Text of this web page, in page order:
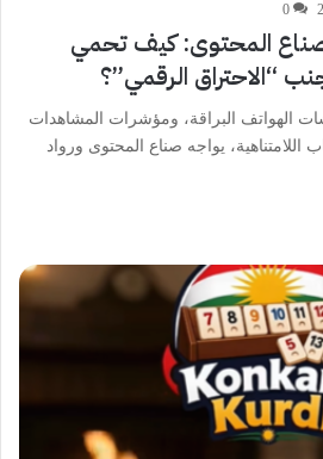
0
المحتوى: كيف تحمي
“الاحتراق الرقمي”؟
الهواتف البراقة، ومؤشرات المشاهدات
اللامتناهية، يواجه صناع المحتوى ورواد